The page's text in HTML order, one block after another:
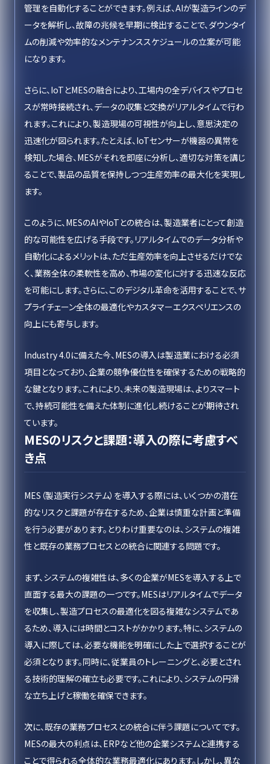
管理を自動化することができます。例えば、AIが製造ラインのデ
ータを解析し、故障の兆候を早期に検出することで、ダウンタイ
ムの削減や効率的なメンテナンススケジュールの立案が可能
になります。
さらに、IoTとMESの融合により、工場内の全デバイスやプロセ
スが常時接続され、データの収集と交換がリアルタイムで行わ
れます。これにより、製造現場の可視性が向上し、意思決定の
迅速化が図られます。たとえば、IoTセンサーが機器の異常を
検知した場合、MESがそれを即座に分析し、適切な対策を講じ
ることで、製品の品質を保持しつつ生産効率の最大化を実現し
ます。
このように、MESのAIやIoTとの統合は、製造業者にとって創造
的な可能性を広げる手段です。リアルタイムでのデータ分析や
自動化によるメリットは、ただ生産効率を向上させるだけでな
く、業務全体の柔軟性を高め、市場の変化に対する迅速な反応
を可能にします。さらに、このデジタル革命を活用することで、サ
プライチェーン全体の最適化やカスタマーエクスペリエンスの
向上にも寄与します。
Industry 4.0に備えた今、MESの導入は製造業における必須
項目となっており、企業の競争優位性を確保するための戦略的
な鍵となります。これにより、未来の製造現場は、よりスマート
で、持続可能性を備えた体制に進化し続けることが期待され
ています。
MESのリスクと課題：導入の際に考慮すべ
き点
MES（製造実行システム）を導入する際には、いくつかの潜在
的なリスクと課題が存在するため、企業は慎重な計画と準備
を行う必要があります。とりわけ重要なのは、システムの複雑
性と既存の業務プロセスとの統合に関連する問題です。
まず、システムの複雑性は、多くの企業がMESを導入する上で
直面する最大の課題の一つです。MESはリアルタイムでデータ
を収集し、製造プロセスの最適化を図る複雑なシステムであ
るため、導入には時間とコストがかかります。特に、システムの
導入に際しては、必要な機能を明確にした上で選択することが
必須となります。同時に、従業員のトレーニングと、必要とされ
る技術的理解の確立も必要です。これにより、システムの円滑
な立ち上げと稼働を確保できます。
次に、既存の業務プロセスとの統合に伴う課題についてです。
MESの最大の利点は、ERPなど他の企業システムと連携する
ことで得られる全体的な業務最適化にあります。しかし、異な